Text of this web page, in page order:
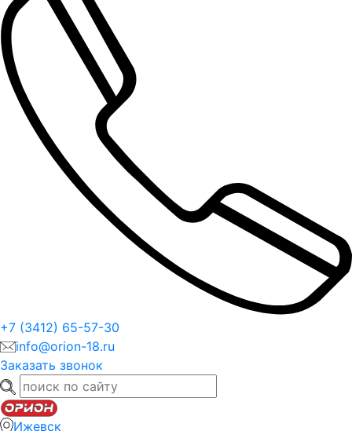
+7 (3412) 65-57-30
info@orion-18.ru
Заказать звонок
Ижевск